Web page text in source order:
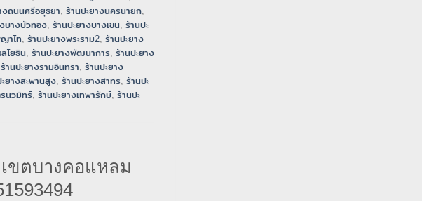
งถนนศรีอยุธยา, ร้านปะยางนครนายก,
บางบัวทอง, ร้านปะยางบางเขน, ร้านปะ
าไท, ร้านปะยางพระราม2, ร้านปะยาง
โยธิน, ร้านปะยางพัฒนาการ, ร้านปะยาง
ร้านปะยางรามอินทรา, ร้านปะยาง
ยางสะพานสูง, ร้านปะยางสาทร, ร้านปะ
รนวมิทร์, ร้านปะยางเทพารักษ์, ร้านปะ
ขตบางคอแหลม